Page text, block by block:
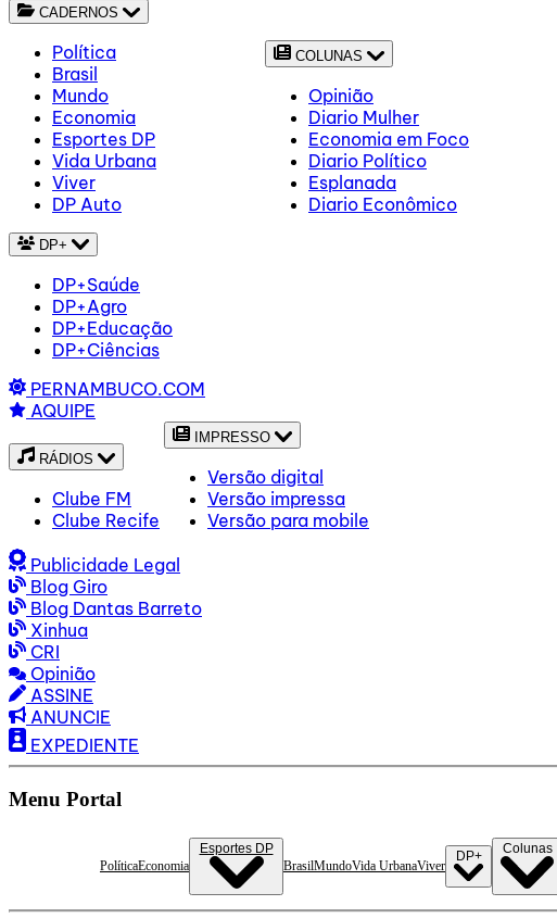
CADERNOS
Política
Brasil
Mundo
Economia
Esportes DP
Vida Urbana
Viver
DP Auto
COLUNAS
Opinião
Diario Mulher
Economia em Foco
Diario Político
Esplanada
Diario Econômico
DP+
DP+Saúde
DP+Agro
DP+Educação
DP+Ciências
PERNAMBUCO.COM
AQUIPE
RÁDIOS
Clube FM
Clube Recife
IMPRESSO
Versão digital
Versão impressa
Versão para mobile
Publicidade Legal
Blog Giro
Blog Dantas Barreto
Xinhua
CRI
Opinião
ASSINE
ANUNCIE
EXPEDIENTE
Menu Portal
PolíticaEconomia
Esportes DP
BrasilMundoVida UrbanaViver
DP+ Colunas